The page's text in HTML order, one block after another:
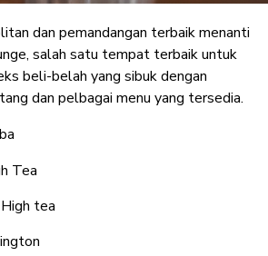
dan pemandangan terbaik menanti
salah satu tempat terbaik untuk
beli-belah yang sibuk dengan
dan pelbagai menu yang tersedia.
Tea
tea